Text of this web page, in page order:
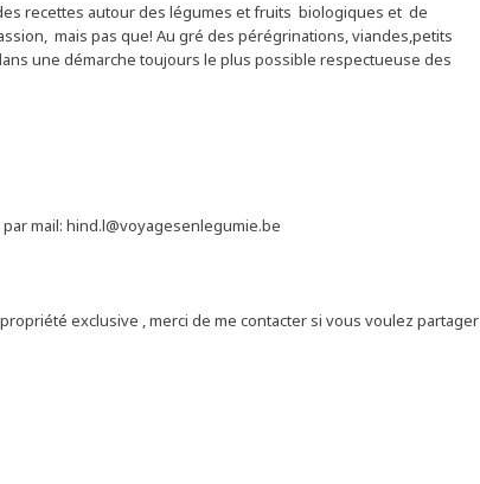
recettes autour des légumes et fruits biologiques et de
mais pas que! Au gré des pérégrinations, viandes,petits
une démarche toujours le plus possible respectueuse des
mail: hind.l@voyagesenlegumie.be
exclusive , merci de me contacter si vous voulez partager